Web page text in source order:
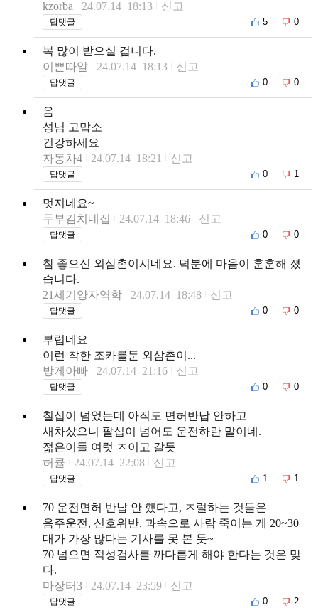
kzorba
24.07.14 18:13 신고
답댓글 5 0
복 많이 받으실 겁니다.
이쁜따알
24.07.14 18:13 신고
답댓글 0 0
음
성님 고맙소
건강하세요
자동차4
24.07.14 18:21 신고
답댓글 0 1
멋지네요~
두부김치네집
24.07.14 18:46 신고
답댓글 0 0
참 좋으신 외삼촌이시네요. 덕분에 마음이 훈훈해 졌
습니다.
21세기양자역학
24.07.14 18:48 신고
답댓글 0 0
부럽네요
이런 착한 조카를둔 외삼촌이...
방게아빠
24.07.14 21:16 신고
답댓글 0 0
칠십이 넘었는데 아직도 면허반납 안하고
새차샀으니 팔십이 넘어도 운전하란 말이네.
젊은이들 여럿 ㅈ이고 갈듯
허큘
24.07.14 22:08 신고
답댓글 1 1
70 운전면허 반납 안 했다고, ㅈ럴하는 것들은
음주운전, 신호위반, 과속으로 사람 죽이는 게 20~30
대가 가장 많다는 기사를 못 본 듯~
70 넘으면 적성검사를 까다릅게 해야 한다는 것은 맞
다.
마장터3
24.07.14 23:59 신고
답댓글 0 2